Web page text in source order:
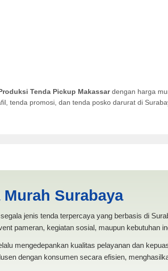
Tenda Pickup Makassardengan harga
tenda promosi, dan tenda posko darurat di
Surabaya
jenis tenda terpercaya yang berbasis di
pameran, kegiatan sosial, maupun kebutuhan
mengedepankan kualitas pelayanan dan
dengan konsumen secara efisien,